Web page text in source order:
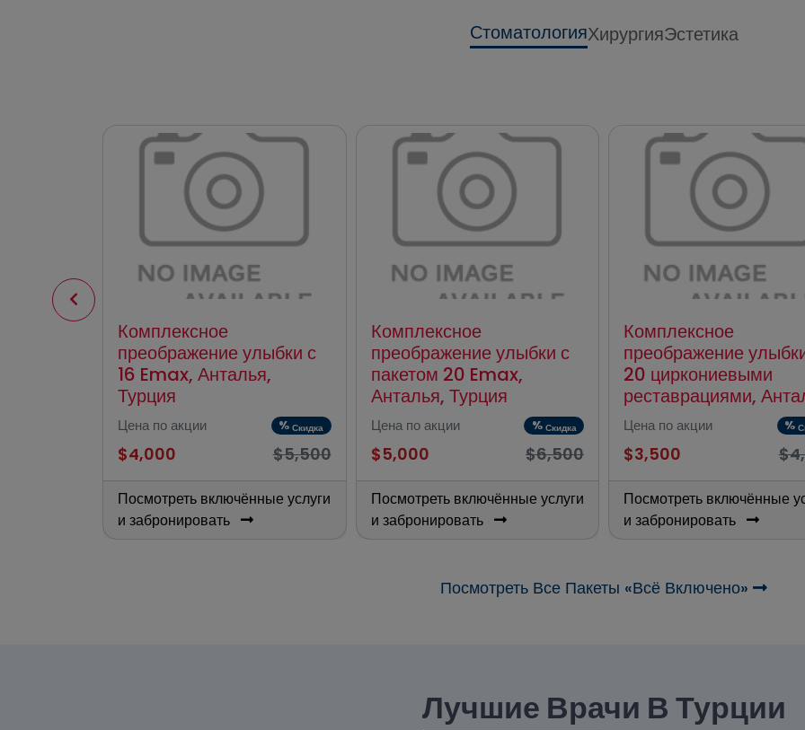
СтоматологияХирургияЭстетика
Комплексное
преображение улыбки с
16 Emax, Анталья,
Турция
Цена по акции %Скидка
$4,000 $5,500
Посмотреть включённые услуги
и забронировать
Комплексное
преображение улыбки с
пакетом 20 Emax,
Анталья, Турция
Цена по акции % Скидка
$5,000 $6,500
Посмотреть включённые услуги
и забронировать
Комплексное
преображение
20 циркониевыми
реставрациями,
Цена по акции %
$3,500
Посмотреть включённые
и забронировать
Посмотреть Все Пакеты «всё Включено»
Лучшие Врачи В Турции